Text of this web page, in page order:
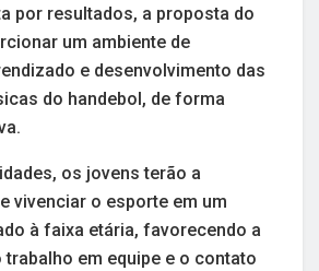
por resultados, a proposta do
um ambiente de
e desenvolvimento das
do handebol, de forma
os jovens terão a
vivenciar o esporte em um
à faixa etária, favorecendo a
em equipe e o contato